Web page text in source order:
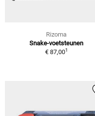
Rizoma
Snake-voetsteunen
€ 87,001